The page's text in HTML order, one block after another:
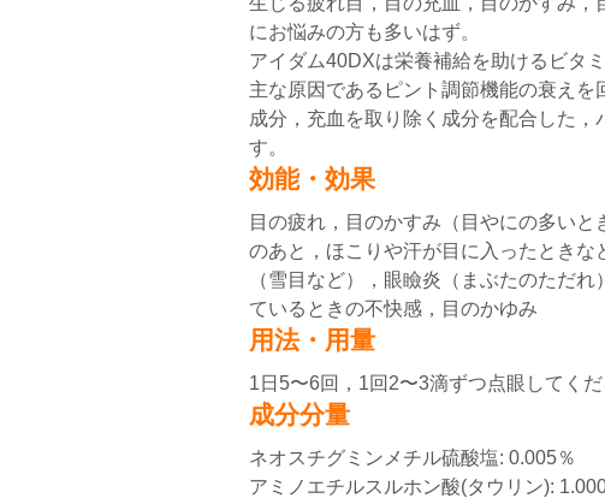
にお悩みの方も多いはず。
アイダム40DXは栄養補給を助けるビタ
主な原因であるピント調節機能の衰え
成分，充血を取り除く成分を配合した
す。
効能・効果
目の疲れ，目のかすみ（目やにの多い
のあと，ほこりや汗が目に入ったとき
（雪目など），眼瞼炎（まぶたのただ
ているときの不快感，目のかゆみ
用法・用量
1日5〜6回，1回2〜3滴ずつ点眼してくだ
成分分量
ネオスチグミンメチル硫酸塩: 0.005％
アミノエチルスルホン酸(タウリン):